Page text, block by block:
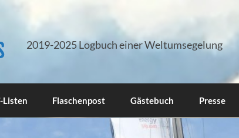
2019-2025 Logbuch einer Weltumsegelung
Listen Flaschenpost Gästebuch Presse